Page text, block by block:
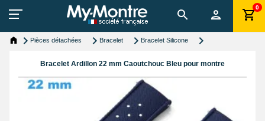
0
Pièces détachées Bracelet Bracelet Silicone
Bracelet Ardillon 22 mm Caoutchouc Bleu pour montre